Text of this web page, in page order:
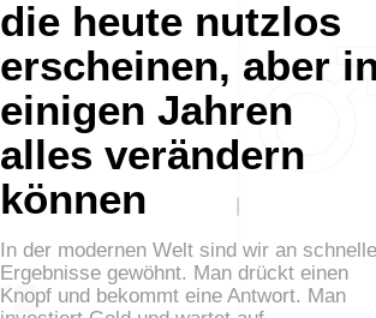
die heute nutzlos
erscheinen, aber
einigen Jahren
alles verändern
können
In der modernen Welt sind wir an schnelle
Ergebnisse gewöhnt. Man drückt einen
Knopf und bekommt eine Antwort. Man